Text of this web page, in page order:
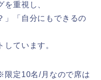
を重視し、
」「自分にもできるの
しています。
定10名/月なので席は